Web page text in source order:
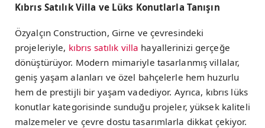
Kıbrıs Satılık Villa ve Lüks Konutlarla Tanışın
Özyalçın Construction, Girne ve çevresindeki
projeleriyle, kıbrıs satılık villa hayallerinizi gerçeğe
dönüştürüyor. Modern mimariyle tasarlanmış villalar,
geniş yaşam alanları ve özel bahçelerle hem huzurlu
hem de prestijli bir yaşam vadediyor. Ayrıca, kıbrıs lüks
konutlar kategorisinde sunduğu projeler, yüksek kaliteli
malzemeler ve çevre dostu tasarımlarla dikkat çekiyor.